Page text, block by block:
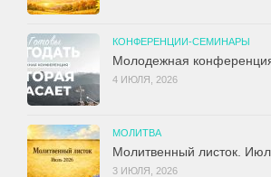
КОНФЕРЕНЦИИ-СЕМИНАРЫ
Молодежная
4 ИЮЛЯ, 2026
МОЛИТВА
Молитвенный листок.
3 ИЮЛЯ, 2026